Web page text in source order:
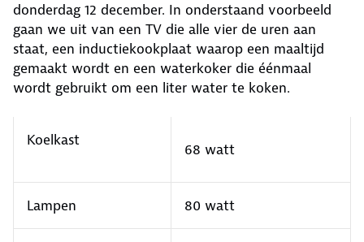
donderdag 12 december. In onderstaand voorbeeld
gaan we uit van een TV die alle vier de uren aan
staat, een inductiekookplaat waarop een maaltijd
gemaakt wordt en een waterkoker die éénmaal
wordt gebruikt om een liter water te koken.
Koelkast
68 watt
Lampen 80 watt